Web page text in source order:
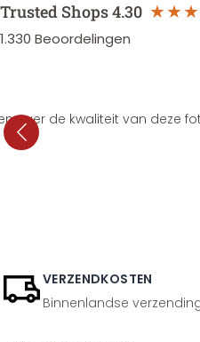
Trusted Shops4.30
1.330 Beoordelingen
over de kwaliteit van deze
VERZENDKOSTEN
Binnenlandse